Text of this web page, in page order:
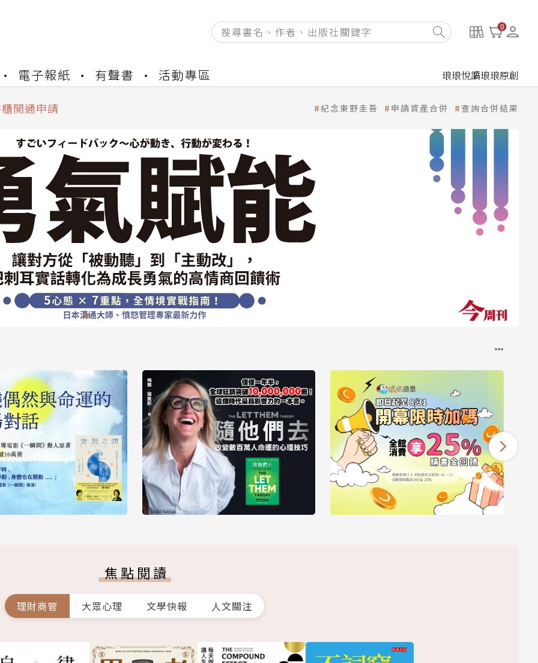
0
電子報紙 有聲書 活動專區 琅琅悅讀琅琅原創
合併結果查詢
開通申請
產合併申請圖文教學
合併結果查詢
站同步暫停部分閱讀服務
紀念東野圭吾 申請資產合併 查詢合併結果
焦點閱讀
理財商管 大眾心理 文學快報 人文關注